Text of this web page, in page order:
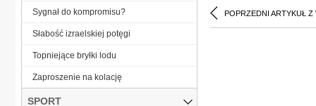
POPRZEDNI ARTYKUŁ Z
Sygnał do kompromisu?
Słabość izraelskiej potęgi
Topniejące bryłki lodu
Zaproszenie na kolację
SPORT